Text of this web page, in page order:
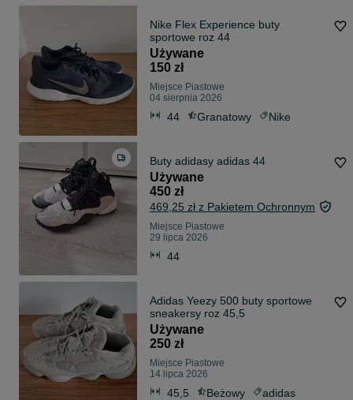
Nike Flex Experience buty
sportowe roz 44
Używane
150 zł
Miejsce Piastowe
04 sierpnia 2026
44 Granatowy Nike
Buty adidasy adidas 44
Używane
450 zł
469,25 zł z Pakietem Ochronnym
Miejsce Piastowe
29 lipca 2026
44
Adidas Yeezy 500 buty sportowe
sneakersy roz 45,5
Używane
250 zł
Miejsce Piastowe
14 lipca 2026
45,5 Beżowy adidas